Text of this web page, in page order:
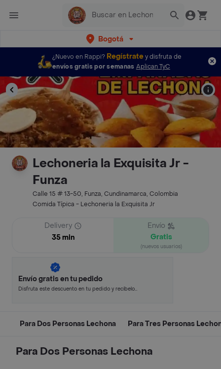
Bogotá
¿Nuevo en Rappi? Regístratey disfruta de
envíos gratis por semanas Aplican TyC
Lechoneria la Exquisita Jr -
Funza
Calle 15 # 13-50, Funza, Cundinamarca, Colombia
Comida Típica - Lechoneria la Exquisita Jr
Delivery
35 min
Envío
Gratis
(nuevos usuarios)
Envío gratis en tu pedido
Disfruta este descuento en tu pedido y recíbelo
Para Dos Personas Lechona Para Tres Personas
Para Dos Personas Lechona